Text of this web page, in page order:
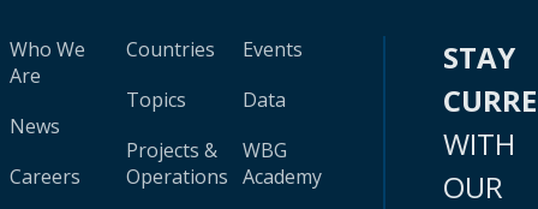
Who We
Are
News
Careers
Countries
Topics
Projects &
Operations
Events
Data
WBG
Academy
STAY
WITH
OUR